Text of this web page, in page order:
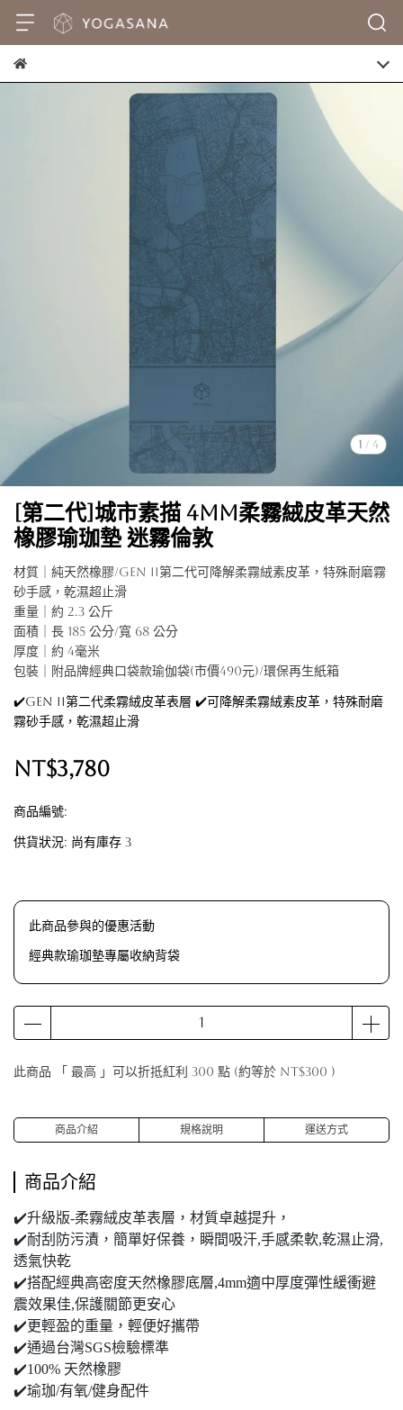
1 / 4
[第二代]城市素描 4mm柔霧絨皮革天然
橡膠瑜珈墊 迷霧倫敦
材質｜純天然橡膠/Gen II第二代可降解柔霧絨素皮革，特殊耐磨霧
砂手感，乾濕超止滑
重量｜約 2.3 公斤
面積｜長 185 公分/寬 68 公分
厚度｜約 4毫米
包裝｜附品牌經典口袋款瑜伽袋(市價490元)/環保再生紙箱
✔️Gen II第二代柔霧絨皮革表層 ✔️可降解柔霧絨素皮革，特殊耐磨
霧砂手感，乾濕超止滑
NT$3,780
商品編號:
供貨狀況: 尚有庫存 3
此商品參與的優惠活動
經典款瑜珈墊專屬收納背袋
此商品 「 最高 」可以折抵紅利 300 點 (約等於 NT$300 )
商品介紹 規格說明 運送方式
商品介紹
✔️升級版-柔霧絨皮革表層，材質卓越提升，
✔️耐刮防污漬，簡單好保養，瞬間吸汗,手感柔軟,乾濕止滑,
透氣快乾
✔️搭配經典高密度天然橡膠底層,4mm適中厚度彈性緩衝避
震效果佳,保護關節更安心
✔️更輕盈的重量，輕便好攜帶
✔️通過台灣SGS檢驗標準
✔️100% 天然橡膠
✔️瑜珈/有氧/健身配件